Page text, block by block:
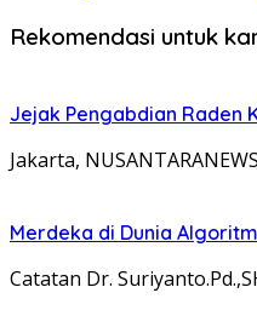
Rekomendasi untuk
Jejak Pengabdian Raden
Jakarta,
Merdeka di Dunia
Catatan Dr.